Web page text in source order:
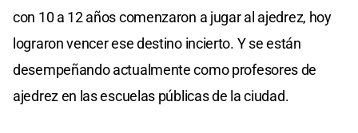
con 10 a 12 años comenzaron a jugar al ajedrez, hoy
lograron vencer ese destino incierto. Y se están
desempeñando actualmente como profesores de
ajedrez en las escuelas públicas de la ciudad.